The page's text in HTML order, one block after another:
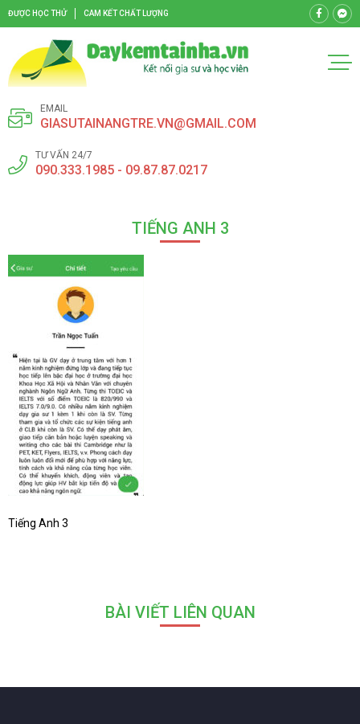
ĐƯỢC HỌC THỬ CAM KẾT CHẤT LƯỢNG
EMAIL
GIASUTAINANGTRE.VN@GMAIL.COM
TƯ VẤN 24/7
090.333.1985 - 09.87.87.0217
TIẾNG ANH 3
Tiếng Anh 3
BÀI VIẾT LIÊN QUAN